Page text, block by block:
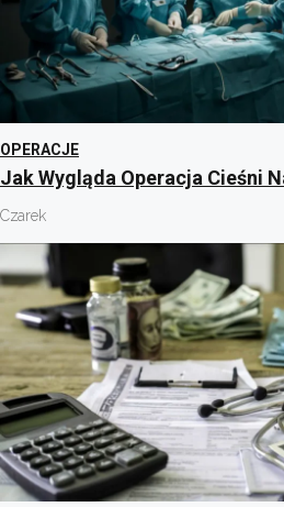
OPERACJE
Jak Wygląda Operacja Cieśni
Czarek